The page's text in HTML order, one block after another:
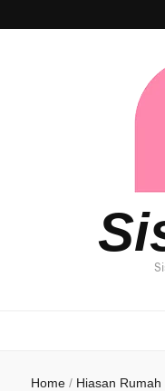
Home / Hiasan Rumah